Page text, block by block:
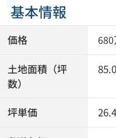
基本情報
価格 680
土地面積（坪
数）
坪単価